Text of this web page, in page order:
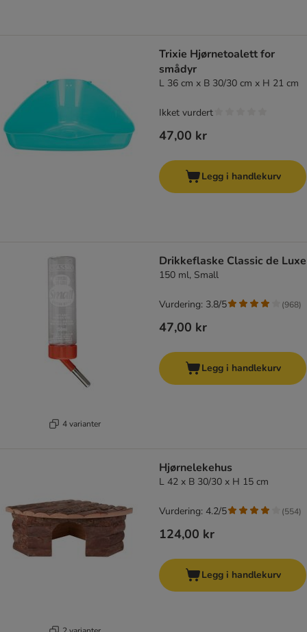
Trixie Hjørnetoalett for
smådyr
L 36 cm x B 30/30 cm x H 21 cm
47,00 kr
Ikket vurdert
Legg i handlekurv
4 varianter
Drikkeflaske Classic de Luxe
150 ml, Small
47,00 kr
Vurdering: 3.8/5 (968)
Legg i handlekurv
Hjørnelekehus
L 42 x B 30/30 x H 15 cm
124,00 kr
Vurdering: 4.2/5 (554)
Legg i handlekurv